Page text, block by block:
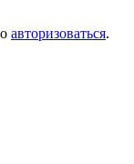
авторизоваться.